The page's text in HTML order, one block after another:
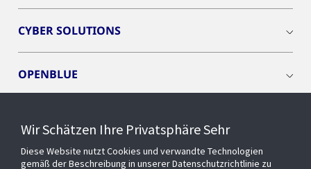
CYBER SOLUTIONS
OPENBLUE
EVENTS
Wir Schätzen Ihre Privatsphäre Sehr
Diese Website nutzt Cookies und verwandte Technologien
gemäß der Beschreibung in unserer Datenschutzrichtlinie zu